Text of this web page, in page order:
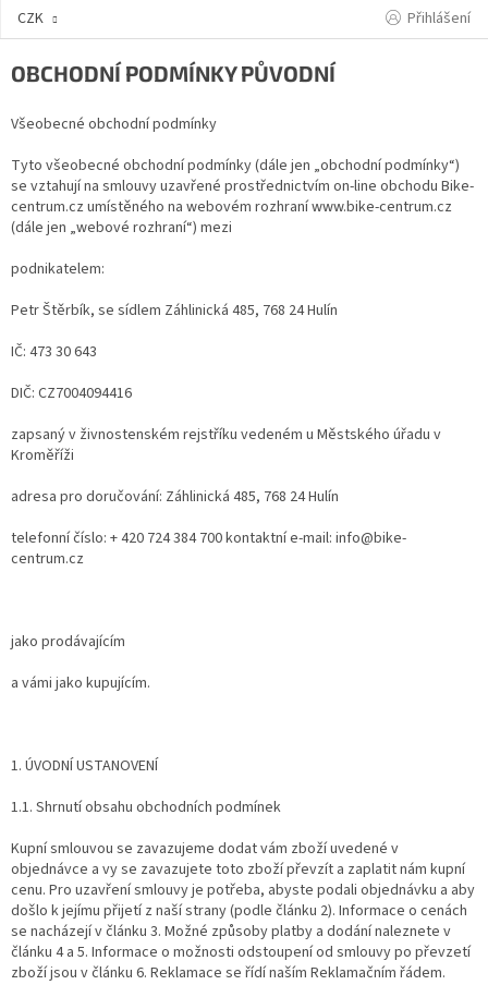
Přejít
CZK Přihlášení
OBCHODNÍ PODMÍNKY PŮVODNÍ
Všeobecné obchodní podmínky
Tyto všeobecné obchodní podmínky (dále jen „obchodní podmínky“)
se vztahují na smlouvy uzavřené prostřednictvím on-line obchodu Bike-
centrum.cz umístěného na webovém rozhraní www.bike-centrum.cz
(dále jen „webové rozhraní“) mezi
podnikatelem:
Petr Štěrbík, se sídlem Záhlinická 485, 768 24 Hulín
IČ: 473 30 643
DIČ: CZ7004094416
zapsaný v živnostenském rejstříku vedeném u Městského úřadu v
Kroměříži
adresa pro doručování: Záhlinická 485, 768 24 Hulín
telefonní číslo: + 420 724 384 700 kontaktní e-mail: info@bike-
centrum.cz
jako prodávajícím
a vámi jako kupujícím.
1. ÚVODNÍ USTANOVENÍ
1.1. Shrnutí obsahu obchodních podmínek
Kupní smlouvou se zavazujeme dodat vám zboží uvedené v
objednávce a vy se zavazujete toto zboží převzít a zaplatit nám kupní
cenu. Pro uzavření smlouvy je potřeba, abyste podali objednávku a aby
došlo k jejímu přijetí z naší strany (podle článku 2). Informace o cenách
se nacházejí v článku 3. Možné způsoby platby a dodání naleznete v
článku 4 a 5. Informace o možnosti odstoupení od smlouvy po převzetí
zboží jsou v článku 6. Reklamace se řídí naším Reklamačním řádem.